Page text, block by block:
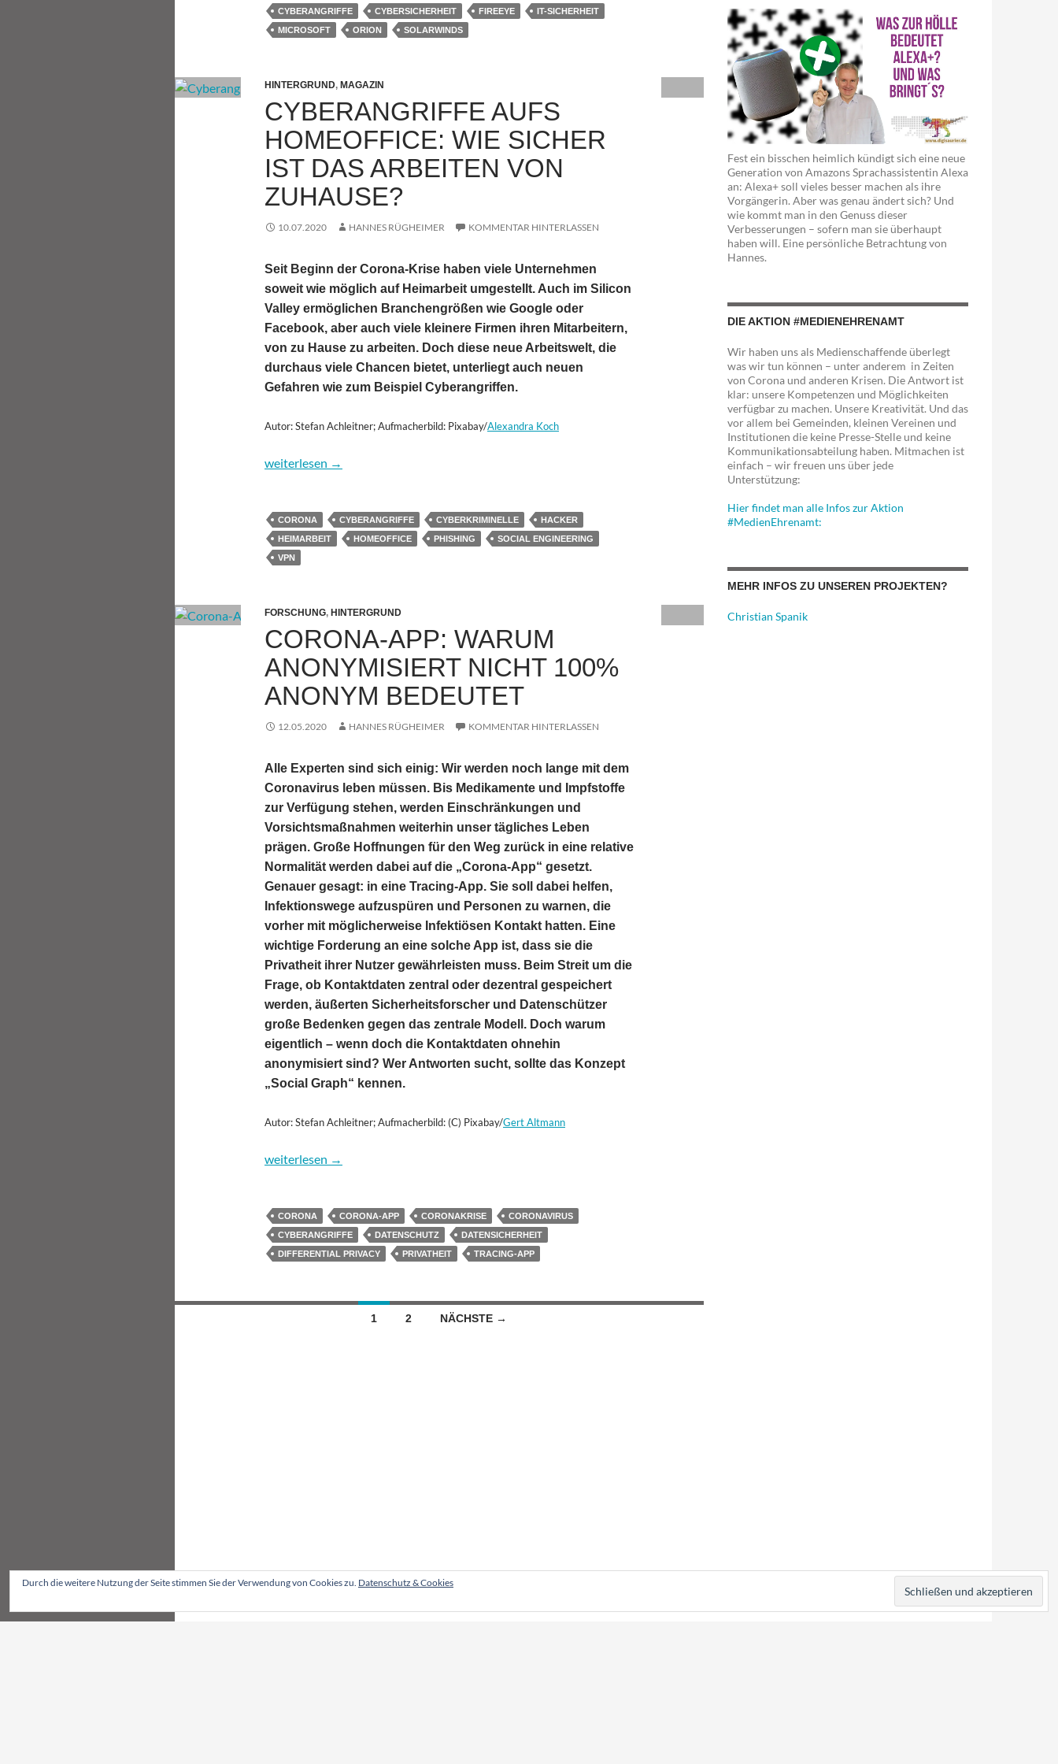
CYBERANGRIFFE CYBERSICHERHEIT FIREEYE
IT-SICHERHEIT
MICROSOFT
ORION SOLARWINDS
HINTERGRUND, MAGAZIN
CYBERANGRIFFE AUFS
HOMEOFFICE: WIE SICHER
IST DAS ARBEITEN VON
ZUHAUSE?
10.07.2020 HANNES RÜGHEIMER KOMMENTAR HINTERLASSEN
Seit Beginn der Corona-Krise haben viele Unternehmen
soweit wie möglich auf Heimarbeit umgestellt. Auch im Silicon
Valley ermöglichen Branchengrößen wie Google oder
Facebook, aber auch viele kleinere Firmen ihren Mitarbeitern,
von zu Hause zu arbeiten. Doch diese neue Arbeitswelt, die
durchaus viele Chancen bietet, unterliegt auch neuen
Gefahren wie zum Beispiel Cyberangriffen.
Autor: Stefan Achleitner; Aufmacherbild: Pixabay/Alexandra Koch
Cyberangriffe aufs Homeoffice: Wie sicher ist das Arbeiten von Zuhause?
weiterlesen →
CORONA CYBERANGRIFFE CYBERKRIMINELLE
HACKER
HEIMARBEIT
HOMEOFFICE PHISHING
SOCIAL ENGINEERING
VPN
FORSCHUNG, HINTERGRUND
CORONA-APP: WARUM
ANONYMISIERT NICHT 100%
ANONYM BEDEUTET
12.05.2020 HANNES RÜGHEIMER KOMMENTAR HINTERLASSEN
Alle Experten sind sich einig: Wir werden noch lange mit dem
Coronavirus leben müssen. Bis Medikamente und Impfstoffe
zur Verfügung stehen, werden Einschränkungen und
Vorsichtsmaßnahmen weiterhin unser tägliches Leben
prägen. Große Hoffnungen für den Weg zurück in eine relative
Normalität werden dabei auf die „Corona-App“ gesetzt.
Genauer gesagt: in eine Tracing-App. Sie soll dabei helfen,
Infektionswege aufzuspüren und Personen zu warnen, die
vorher mit möglicherweise Infektiösen Kontakt hatten. Eine
wichtige Forderung an eine solche App ist, dass sie die
Privatheit ihrer Nutzer gewährleisten muss. Beim Streit um die
Frage, ob Kontaktdaten zentral oder dezentral gespeichert
werden, äußerten Sicherheitsforscher und Datenschützer
große Bedenken gegen das zentrale Modell. Doch warum
eigentlich – wenn doch die Kontaktdaten ohnehin
anonymisiert sind? Wer Antworten sucht, sollte das Konzept
„Social Graph“ kennen.
Autor: Stefan Achleitner; Aufmacherbild: (C) Pixabay/Gert Altmann
Corona-App: Warum anonymisiert nicht 100% anonym bedeutet
weiterlesen →
CORONA CORONA-APP CORONAKRISE
CORONAVIRUS
CYBERANGRIFFE
DATENSCHUTZ
DATENSICHERHEIT
DIFFERENTIAL PRIVACY
PRIVATHEIT TRACING-APP
1 2 NÄCHSTE →
Fest ein bisschen heimlich kündigt sich eine neue
Generation von Amazons Sprachassistentin Alexa
an: Alexa+ soll vieles besser machen als ihre
Vorgängerin. Aber was genau ändert sich? Und
wie kommt man in den Genuss dieser
Verbesserungen – sofern man sie überhaupt
haben will. Eine persönliche Betrachtung von
Hannes.
DIE AKTION #MEDIENEHRENAMT
Wir haben uns als Medienschaffende überlegt
was wir tun können – unter anderem in Zeiten
von Corona und anderen Krisen. Die Antwort ist
klar: unsere Kompetenzen und Möglichkeiten
verfügbar zu machen. Unsere Kreativität. Und das
vor allem bei Gemeinden, kleinen Vereinen und
Institutionen die keine Presse-Stelle und keine
Kommunikationsabteilung haben. Mitmachen ist
einfach – wir freuen uns über jede
Unterstützung:
Hier findet man alle Infos zur Aktion
#MedienEhrenamt:
MEHR INFOS ZU UNSEREN PROJEKTEN?
Christian Spanik
Durch die weitere Nutzung der Seite stimmen Sie der Verwendung von Cookies zu. Datenschutz & Cookies